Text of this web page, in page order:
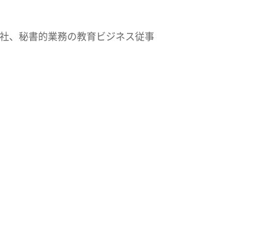
、秘書的業務の教育ビジネス従事